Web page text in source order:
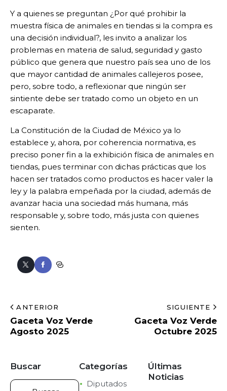
Y a quienes se preguntan ¿Por qué prohibir la
muestra física de animales en tiendas si la compra es
una decisión individual?, les invito a analizar los
problemas en materia de salud, seguridad y gasto
público que genera que nuestro país sea uno de los
que mayor cantidad de animales callejeros posee,
pero, sobre todo, a reflexionar que ningún ser
sintiente debe ser tratado como un objeto en un
escaparate.
La Constitución de la Ciudad de México ya lo
establece y, ahora, por coherencia normativa, es
preciso poner fin a la exhibición física de animales en
tiendas, pues terminar con dichas prácticas que los
hacen ser tratados como productos es hacer valer la
ley y la palabra empeñada por la ciudad, además de
avanzar hacia una sociedad más humana, más
responsable y, sobre todo, más justa con quienes
sienten.
ANTERIOR
Gaceta Voz Verde
Agosto 2025
SIGUIENTE
Gaceta Voz Verde
Octubre 2025
Buscar Categorías
Diputados
Últimas
Noticias